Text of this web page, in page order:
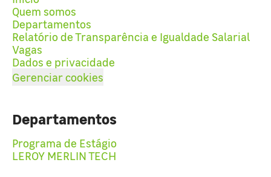
Quem somos
Departamentos
Relatório de Transparência e Igualdade Salarial
Vagas
Dados e privacidade
Gerenciar cookies
Departamentos
Programa de Estágio
LEROY MERLIN TECH